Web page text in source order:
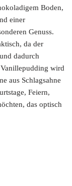
Boden,
einer
Genuss.
da der
dadurch
wird
aus Schlagsahne
Feiern,
das optisch